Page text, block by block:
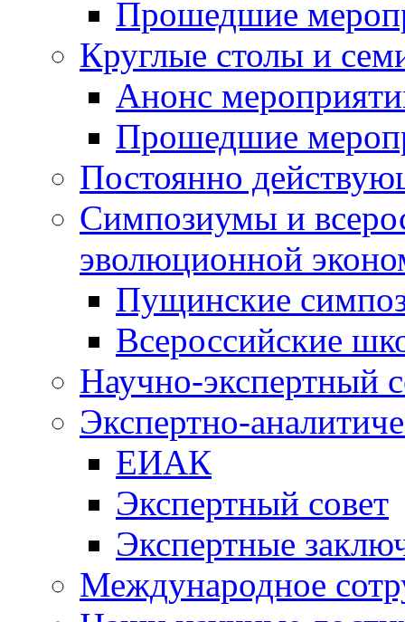
Прошедшие
Круглые столы и
Анонс
Прошедшие
Постоянно
Симпозиумы и
эволюционной
Пущинские
Всероссийские
Научно-экспертный
Экспертно-
ЕИАК
Экспертный совет
Экспертные
Международное